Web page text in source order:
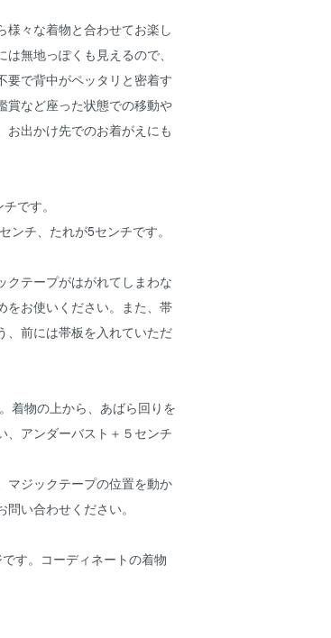
様々な着物と合わせてお楽し
無地っぽくも見えるので、
要で背中がペッタリと密着す
賞など座った状態での移動や
お出かけ先でのお着がえにも
です。
チ、たれが5センチです。
クテープがはがれてしまわな
をお使いください。また、帯
、前には帯板を入れていただ
着物の上から、あばら回りを
、アンダーバスト＋５センチ
マジックテープの位置を動か
い合わせください。
す。コーディネートの着物